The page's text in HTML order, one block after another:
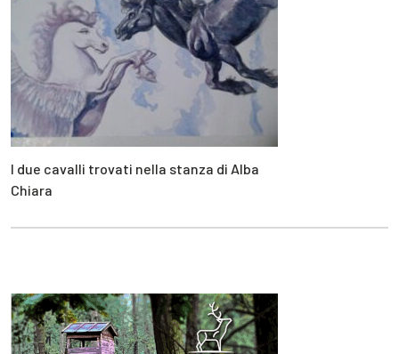
I due cavalli trovati nella stanza di Alba
Chiara